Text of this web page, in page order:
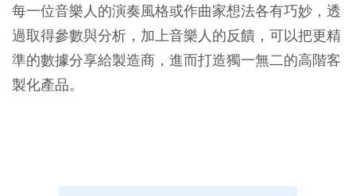
每一位音樂人的演奏風格或作曲家想法各有巧妙，透
過取得參數與分析，加上音樂人的反饋，可以把更精
準的數據分享給製造商，進而打造獨一無二的高階客
製化產品。